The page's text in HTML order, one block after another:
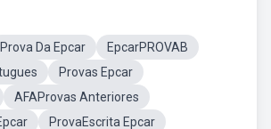
Prova Da Epcar
EpcarPROVAB
Provas Epcar
AFAProvas Anteriores
ProvaEscrita Epcar